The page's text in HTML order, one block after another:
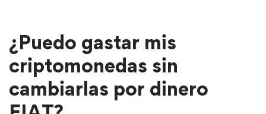
¿Puedo gastar mis
criptomonedas sin
cambiarlas por dinero